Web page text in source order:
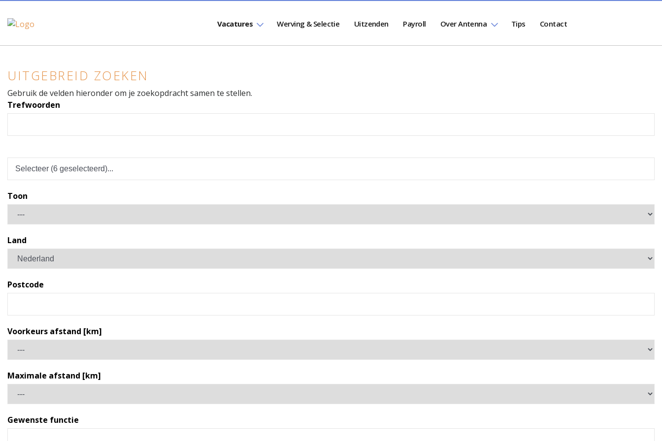
Vacatures Werving & Selectie Uitzenden Payroll Over Antenna Tips Contact
UITGEBREID ZOEKEN
Gebruik de velden hieronder om je zoekopdracht samen te stellen.
Trefwoorden
Toon
Land
Postcode
Voorkeurs afstand [km]
Maximale afstand [km]
Gewenste functie